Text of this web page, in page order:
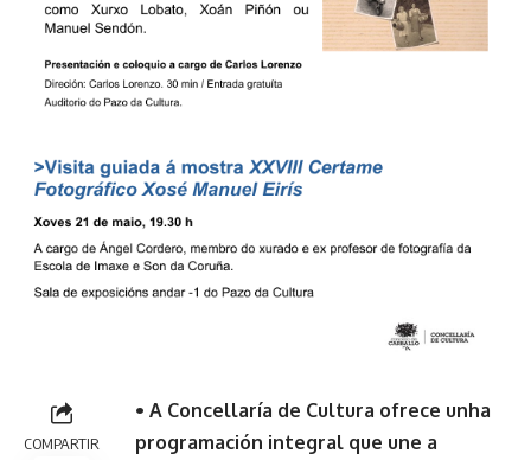
COMPARTIR
• A Concellaría de Cultura ofrece unha
programación integral que une a